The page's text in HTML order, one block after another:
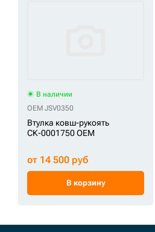
В наличии
OEM JSV0350
Втулка ковш-рукоять
СК-0001750 OEM
от 14 500 руб
В корзину